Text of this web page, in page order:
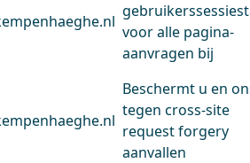
voor alle pagina-
aanvragen bij
Beschermt u en
tegen cross-site
request forgery
aanvallen